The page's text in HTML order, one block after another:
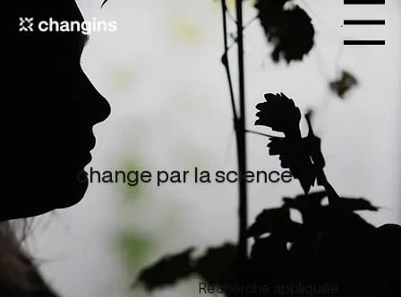
Menu
change par la science
Recherche appliquée